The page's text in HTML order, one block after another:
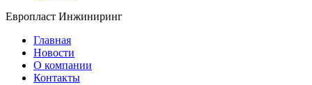
Европласт Инжиниринг
Главная
Новости
О компании
Контакты